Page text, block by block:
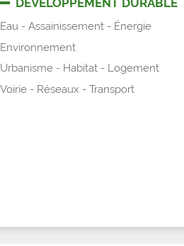
Eau - Assainissement - Énergie
Environnement
Urbanisme - Habitat - Logement
Voirie - Réseaux - Transport